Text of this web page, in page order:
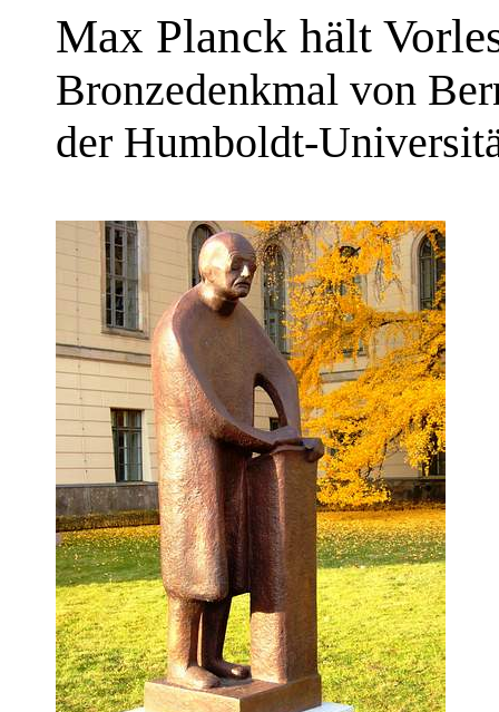
Max Planck hält
Bronzedenkmal von
der Humboldt-